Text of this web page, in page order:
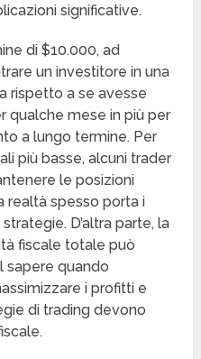
significative.
di $10.000, ad
un investitore in una
rispetto a se avesse
qualche mese in più per
a lungo termine. Per
più basse, alcuni trader
le posizioni
realtà spesso porta i
D’altra parte, la
fiscale totale può
sapere quando
i profitti e
di trading devono